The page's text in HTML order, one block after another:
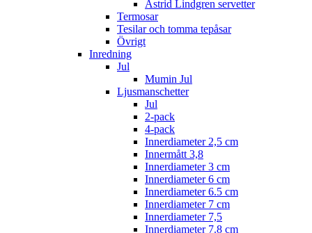
Astrid Lindgren servetter
Termosar
Tesilar och tomma tepåsar
Övrigt
Inredning
Jul
Mumin Jul
Ljusmanschetter
Jul
2-pack
4-pack
Innerdiameter 2,5 cm
Innermått 3,8
Innerdiameter 3 cm
Innerdiameter 6 cm
Innerdiameter 6.5 cm
Innerdiameter 7 cm
Innerdiameter 7,5
Innerdiameter 7.8 cm